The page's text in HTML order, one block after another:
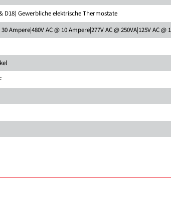
D18) Gewerbliche elektrische Thermostate
30 Ampere|480V AC @ 10 Ampere|277V AC @ 250VA|125V AC @